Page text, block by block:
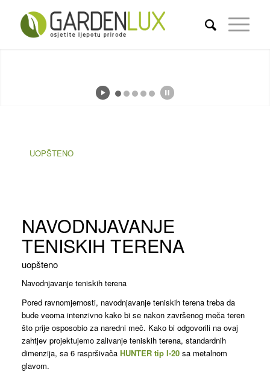
UOPŠTENO
NAVODNJAVANJE
TENISKIH TERENA
uopšteno
Navodnjavanje teniskih terena
Pored ravnomjernosti, navodnjavanje teniskih terena treba da
bude veoma intenzivno kako bi se nakon završenog meča teren
što prije osposobio za naredni meč. Kako bi odgovorili na ovaj
zahtjev projektujemo zalivanje teniskih terena, standardnih
dimenzija, sa 6 raspršivača HUNTER tip I-20sa metalnom
glavom.